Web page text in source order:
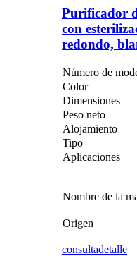
Purificador
con
redondo,
Número de
Color
Dimensiones
Peso neto
Alojamiento
Tipo
Aplicaciones
Nombre de la
Origen
consultadetalle